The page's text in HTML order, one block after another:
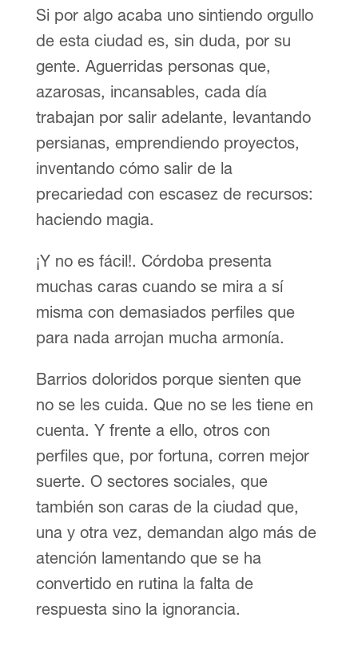
Si por algo acaba uno sintiendo orgullo
de esta ciudad es, sin duda, por su
gente. Aguerridas personas que,
azarosas, incansables, cada día
trabajan por salir adelante, levantando
persianas, emprendiendo proyectos,
inventando cómo salir de la
precariedad con escasez de recursos:
haciendo magia.
¡Y no es fácil!. Córdoba presenta
muchas caras cuando se mira a sí
misma con demasiados perfiles que
para nada arrojan mucha armonía.
Barrios doloridos porque sienten que
no se les cuida. Que no se les tiene en
cuenta. Y frente a ello, otros con
perfiles que, por fortuna, corren mejor
suerte. O sectores sociales, que
también son caras de la ciudad que,
una y otra vez, demandan algo más de
atención lamentando que se ha
convertido en rutina la falta de
respuesta sino la ignorancia.